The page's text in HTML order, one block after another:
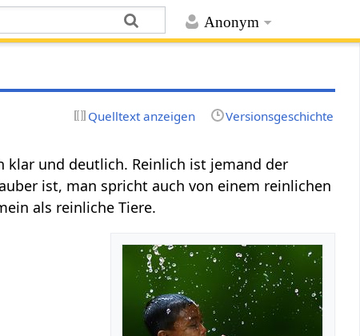
Anonym
Quelltext anzeigen Versionsgeschichte
und deutlich. Reinlich ist jemand der
ist, man spricht auch von einem reinlichen
als reinliche Tiere.